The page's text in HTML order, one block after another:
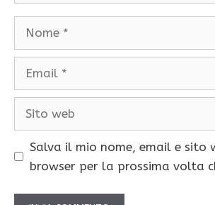
Salva il mio nome, email e sito
browser per la prossima volta